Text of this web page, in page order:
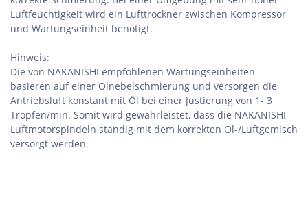
Luftfeuchtigkeit wird ein Lufttrockner zwischen Kompressor
und Wartungseinheit benötigt.
Hinweis:
Die von NAKANISHI empfohlenen Wartungseinheiten
basieren auf einer Ölnebelschmierung und versorgen die
Antriebsluft konstant mit Öl bei einer Justierung von 1- 3
Tropfen/min. Somit wird gewährleistet, dass die NAKANISHI
Luftmotorspindeln ständig mit dem korrekten Öl-/Luftgemisch
versorgt werden.